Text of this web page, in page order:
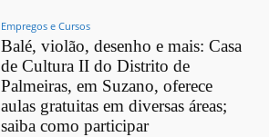
Empregos e Cursos
Balé, violão, desenho e mais: Casa
de Cultura II do Distrito de
Palmeiras, em Suzano, oferece
aulas gratuitas em diversas áreas;
saiba como participar